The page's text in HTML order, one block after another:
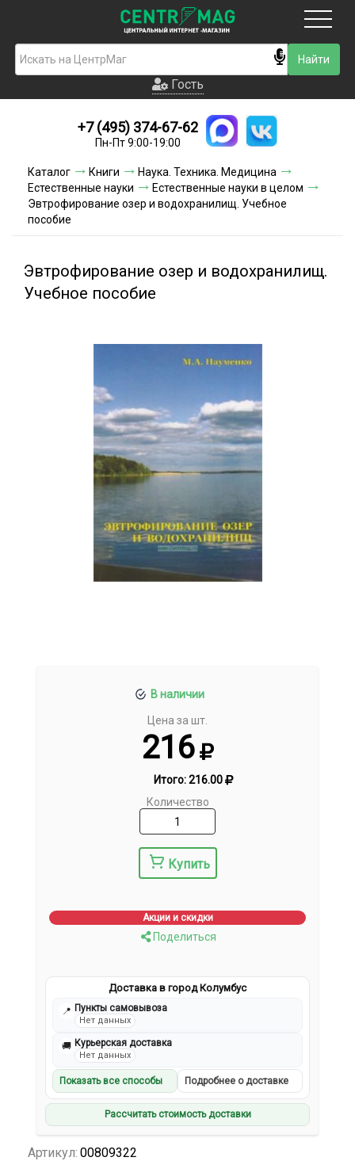
Гость
Новинки
Условия доставки
Условия оплаты
Акции и скидки
Гость
+7 (495) 374-67-62
Пн-Пт 9:00-19:00
Каталог Книги
Наука. Техника. Медицина
Естественные науки
Естественные науки в целом
Эвтрофирование озер и водохранилищ. Учебное
пособие
Эвтрофирование озер и водохранилищ.
Учебное пособие
В наличии
Цена за шт.
216
Итого:216.00
Количество
Купить
Акции и скидки
Поделиться
Доставка в город Колумбус
📍 Пункты самовывоза
Нет данных
🚚 Курьерская доставка
Нет данных
Показать все способы Подробнее о доставке
Рассчитать стоимость доставки
Артикул: 00809322